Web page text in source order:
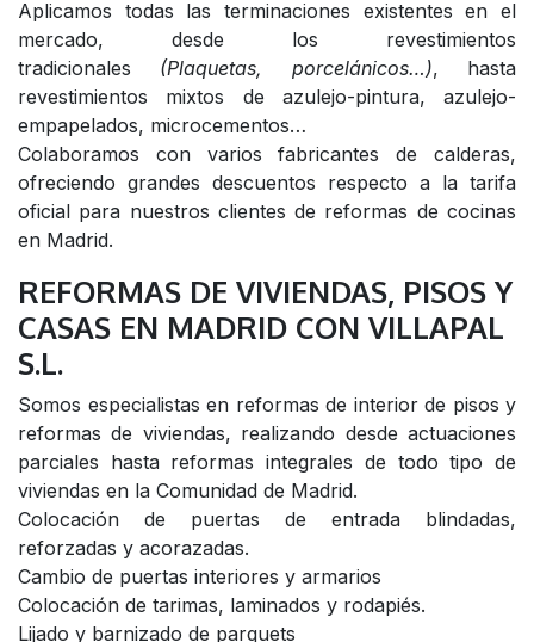
Aplicamos todas las terminaciones existentes en el
mercado, desde los revestimientos
tradicionales (Plaquetas, porcelánicos…), hasta
revestimientos mixtos de azulejo-pintura, azulejo-
empapelados, microcementos…
Colaboramos con varios fabricantes de calderas,
ofreciendo grandes descuentos respecto a la tarifa
oficial para nuestros clientes de reformas de cocinas
en Madrid.
REFORMAS DE VIVIENDAS, PISOS Y
CASAS EN MADRID CON VILLAPAL
S.L.
Somos especialistas en reformas de interior de pisos y
reformas de viviendas, realizando desde actuaciones
parciales hasta reformas integrales de todo tipo de
viviendas en la Comunidad de Madrid.
Colocación de puertas de entrada blindadas,
reforzadas y acorazadas.
Cambio de puertas interiores y armarios
Colocación de tarimas, laminados y rodapiés.
Lijado y barnizado de parquets